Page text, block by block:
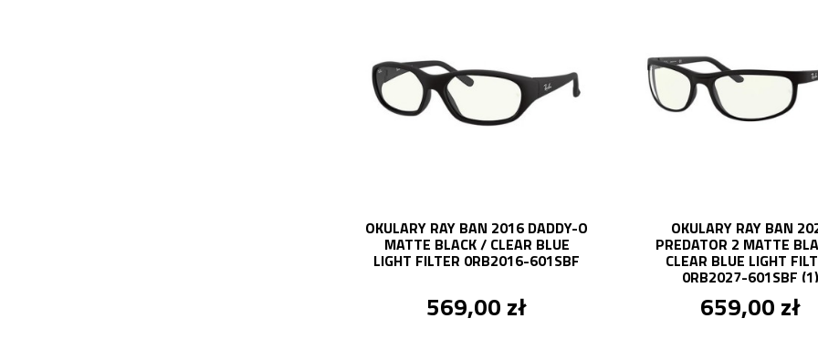
OKULARY RAY BAN 2016 DADDY-O
MATTE BLACK / CLEAR BLUE
LIGHT FILTER 0RB2016-601SBF
569,00 zł
OKULARY RAY BAN
PREDATOR 2 MATTE
CLEAR BLUE LIGHT
0RB2027-601SBF (1)
659,00 zł